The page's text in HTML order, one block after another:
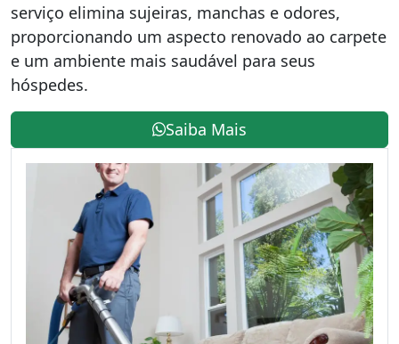
serviço elimina sujeiras, manchas e odores,
proporcionando um aspecto renovado ao carpete
e um ambiente mais saudável para seus
hóspedes.
Saiba Mais